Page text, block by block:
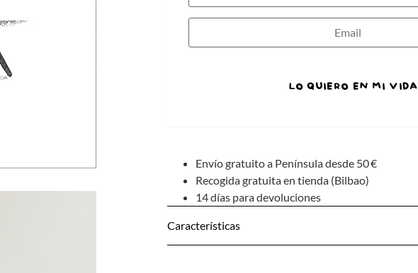
LO QUIERO EN MI VIDA
Envío gratuito a Península desde 50 €
Recogida gratuita en tienda (Bilbao)
14 días para devoluciones
Características